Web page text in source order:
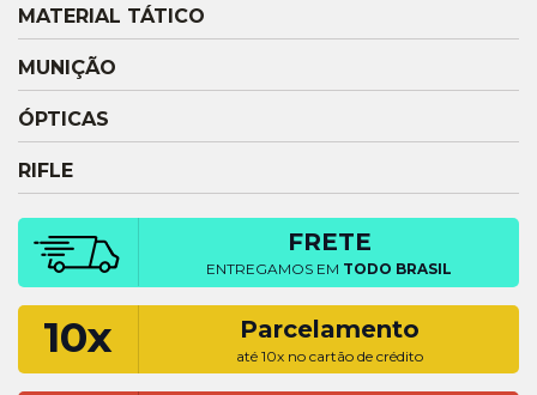
MATERIAL TÁTICO
MUNIÇÃO
ÓPTICAS
RIFLE
FRETE
ENTREGAMOS EM TODO BRASIL
10x Parcelamento
até 10x no cartão de crédito